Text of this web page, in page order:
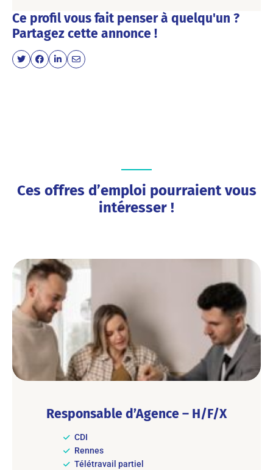
Ce profil vous fait penser à quelqu'un ?
Partagez cette annonce !
Ces offres d’emploi pourraient vous
intéresser !
Responsable d’Agence – H/F/X
CDI
Rennes
Télétravail partiel